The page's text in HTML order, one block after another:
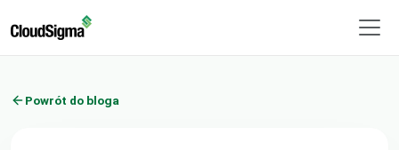
Powrót do bloga